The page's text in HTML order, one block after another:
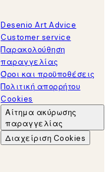
Desenio Art Advice
Customer service
Παρακολούθηση
παραγγελίας
Όροι και προϋποθέσεις
Πολιτική απορρήτου
Cookies
Αίτημα ακύρωσης
παραγγελίας
Διαχείριση Cookies